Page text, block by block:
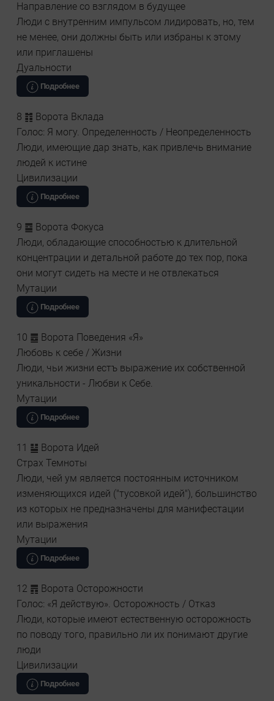
Направление со взглядом в будущее
Люди с внутренним импульсом лидировать, но, тем
не менее, они должны быть или избраны к этому
или приглашены
Дуальности
Подробнее
8 ䷇ Ворота Вклада
Голос: Я могу. Определенность / Неопределенность
Люди, имеющие дар знать, как привлечь внимание
людей к истине
Цивилизации
Подробнее
9 ䷈ Ворота Фокуса
Люди, обладающие способностью к длительной
концентрации и детальной работе до тех пор, пока
они могут сидеть на месте и не отвлекаться
Мутации
Подробнее
10 ䷉ Ворота Поведения «Я»
Любовь к себе / Жизни
Люди, чьи жизни естъ выражение их собственной
уникальности - Любви к Себе.
Мутации
Подробнее
11 ䷊ Ворота Идей
Страх Темноты
Люди, чей ум является постоянным источником
изменяющихся идей ("тусовкой идей"), большинство
из которых не предназначены для манифестации
или выражения
Мутации
Подробнее
12 ䷋ Ворота Осторожности
Голос: «Я действую». Осторожность / Отказ
Люди, которые имеют естественную осторожность
по поводу того, правильно ли их понимают другие
люди
Цивилизации
Подробнее